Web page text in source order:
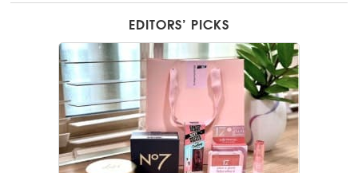
EDITORS’ PICKS